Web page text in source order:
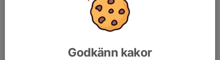
Godkänn kakor